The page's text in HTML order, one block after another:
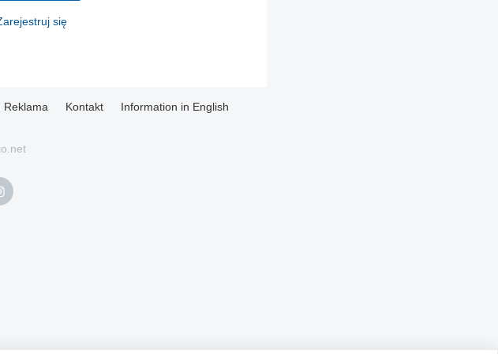
się
Reklama Kontakt Information in English